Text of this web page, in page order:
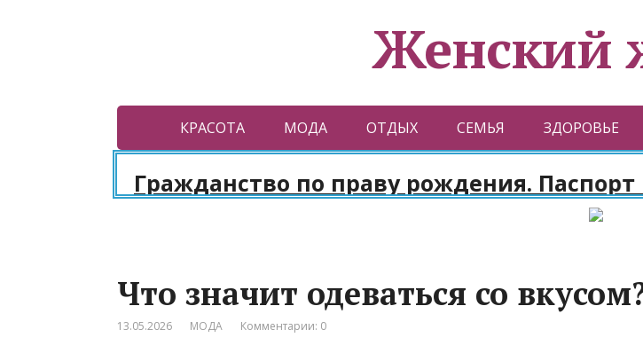
Женский
КРАСОТА МОДА ОТДЫХ СЕМЬЯ ЗДОРОВЬЕ
Гражданство по праву рождения. Паспорт в
Что значит одеваться со
13.05.2026 МОДА Комментарии: 0